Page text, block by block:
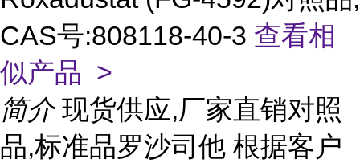
CAS号:808118-40-3 查看相
似产品 >
简介 现货供应,厂家直销对照
品,标准品罗沙司他 根据客户